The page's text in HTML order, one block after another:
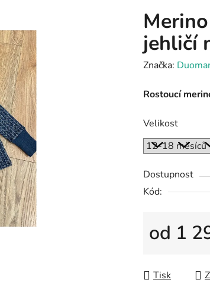
jehličí
Značka:
Rostoucí
Velikost
Dostupnost
Kód:
od 1
Tisk